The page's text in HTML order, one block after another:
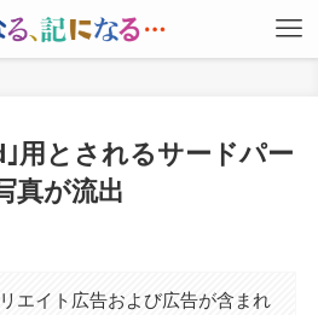
用とされるサードパー
真が流出
エイト広告および広告が含まれ